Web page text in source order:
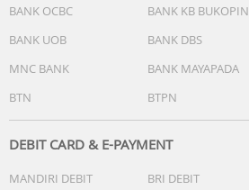
BANK OCBC
BANK KB BUKOPIN
BANK UOB
BANK DBS
MNC BANK
BANK MAYAPADA
BTN
BTPN
DEBIT CARD & E-PAYMENT
MANDIRI DEBIT BRI DEBIT